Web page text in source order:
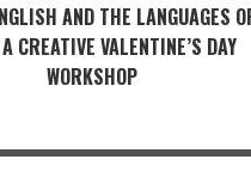
AND THE LANGUAGES
CREATIVE VALENTINE’S DAY
WORKSHOP